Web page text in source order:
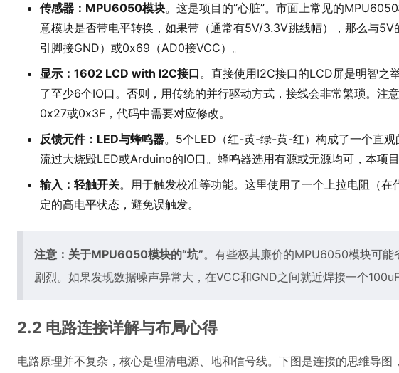
传感器：MPU6050模块。这是项目的“心脏”。市面上常见的
意模块是否带电平转换，如果带（通常有5V/3.3V跳线帽），那么与
引脚接GND）或0x69（AD0接VCC）。
显示：1602 LCD with I2C接口。直接使用I2C接口的LCD屏是明智之
了至少6个IO口。否则，用传统的并行驱动方式，接线会非常繁琐。
0x27或0x3F，代码中需要对应修改。
反馈元件：LED与蜂鸣器。5个LED（红-黄-绿-黄-红）构成了一个直
流过大烧毁LED或Arduino的IO口。蜂鸣器选用有源或无源均可，本项
输入：轻触开关。用于触发校准等功能。这里使用了一个上拉电阻（
定的高电平状态，避免误触发。
注意：关于MPU6050模块的“坑”。有些极其廉价的MPU6050模块可
剧烈。如果发现数据噪声异常大，在VCC和GND之间就近焊接一个
2.2 电路连接详解与布局心得
电路原理并不复杂，核心是理清电源、地和信号线。下图是连接的思维导图